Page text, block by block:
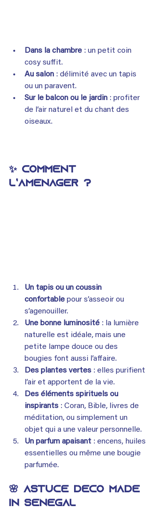
Dans la chambre : un petit coin
cosy suffit.
Au salon : délimité avec un tapis
ou un paravent.
Sur le balcon ou le jardin : profiter
de l’air naturel et du chant des
oiseaux.
✨ Comment
l’aménager ?
Un tapis ou un coussin
confortable pour s’asseoir ou
s’agenouiller.
Une bonne luminosité : la lumière
naturelle est idéale, mais une
petite lampe douce ou des
bougies font aussi l’affaire.
Des plantes vertes : elles purifient
l’air et apportent de la vie.
Des éléments spirituels ou
inspirants : Coran, Bible, livres de
méditation, ou simplement un
objet qui a une valeur personnelle.
Un parfum apaisant : encens, huiles
essentielles ou même une bougie
parfumée.
🌸 Astuce déco made
in Sénégal